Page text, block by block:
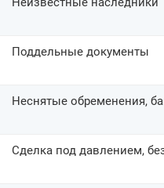
Поддельные документы
Неснятые обременения,
Сделка под давлением,